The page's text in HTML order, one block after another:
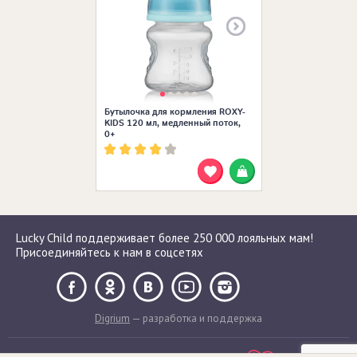
Бутылочка для кормления ROXY-
KIDS 120 мл, медленный поток,
0+
Lucky Child поддерживает более 250 000 лояльных мам!
Присоединяйтесь к нам в соцсетях
Digrium — разработка и поддержка